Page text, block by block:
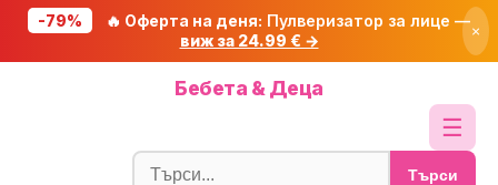
-79% 🔥 Оферта на деня: Пулверизатор за лице —
виж за 24.99 € →
×
Бебета & Деца
☰
Блог
Търси